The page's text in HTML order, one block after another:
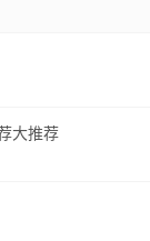
大推荐